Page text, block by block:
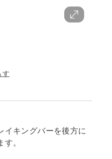
す
イキングバーを後方に
。